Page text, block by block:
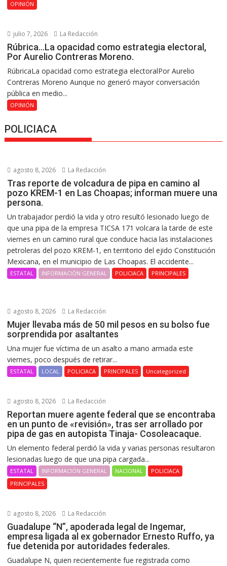
OPINIÓN
julio 7, 2026 La Redacción
Rúbrica…La opacidad como estrategia electoral,
Por Aurelio Contreras Moreno.
RúbricaLa opacidad como estrategia electoralPor Aurelio
Contreras Moreno Aunque no generó mayor conversación
pública en medio...
OPINIÓN
POLICIACA
agosto 8, 2026 La Redacción
Tras reporte de volcadura de pipa en camino al
pozo KREM-1 en Las Choapas; informan muere una
persona.
Un trabajador perdió la vida y otro resultó lesionado luego de
que una pipa de la empresa TICSA 171 volcara la tarde de este
viernes en un camino rural que conduce hacia las instalaciones
petroleras del pozo KREM-1, en territorio del ejido Constitución
Mexicana, en el municipio de Las Choapas. El accidente...
ESTATAL INFORMACIÓN GENERAL POLICIACA PRINCIPALES
agosto 8, 2026 La Redacción
Mujer llevaba más de 50 mil pesos en su bolso fue
sorprendida por asaltantes
Una mujer fue víctima de un asalto a mano armada este
viernes, poco después de retirar...
ESTATAL LOCAL POLICIACA PRINCIPALES Uncategorized
agosto 8, 2026 La Redacción
Reportan muere agente federal que se encontraba
en un punto de «revisión», tras ser arrollado por
pipa de gas en autopista Tinaja- Cosoleacaque.
Un elemento federal perdió la vida y varias personas resultaron
lesionadas luego de que una pipa cargada...
ESTATAL INFORMACIÓN GENERAL NACIONAL
POLICIACA
PRINCIPALES
agosto 8, 2026 La Redacción
Guadalupe “N”, apoderada legal de Ingemar,
empresa ligada al ex gobernador Ernesto Ruffo, ya
fue detenida por autoridades federales.
Guadalupe N, quien recientemente fue registrada como